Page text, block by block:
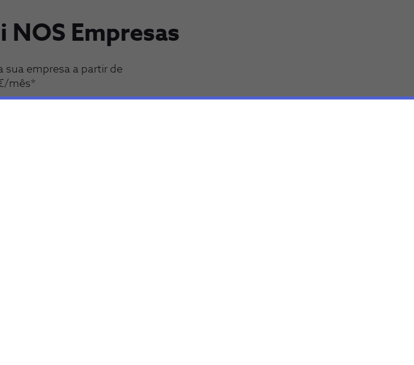
NOS Empresas
sua empresa a partir de
mês*